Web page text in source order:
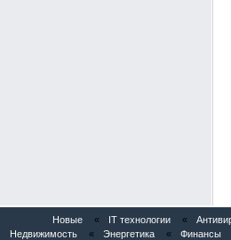
Новые « IT технологии «
Недвижимость
« Энергетика « Финансы